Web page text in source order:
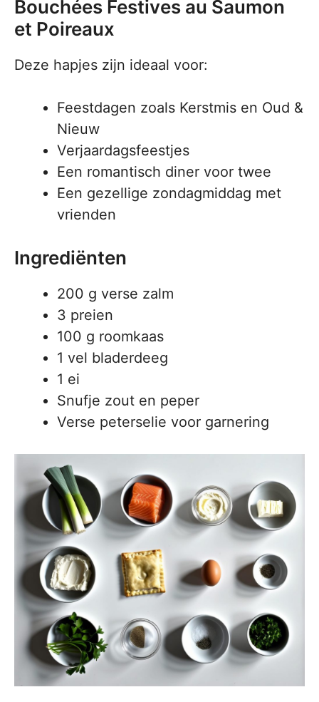
Bouchées Festives au Saumon
et Poireaux
Deze hapjes zijn ideaal voor:
Feestdagen zoals Kerstmis en Oud &
Nieuw
Verjaardagsfeestjes
Een romantisch diner voor twee
Een gezellige zondagmiddag met
vrienden
Ingrediënten
200 g verse zalm
3 preien
100 g roomkaas
1 vel bladerdeeg
1 ei
Snufje zout en peper
Verse peterselie voor garnering